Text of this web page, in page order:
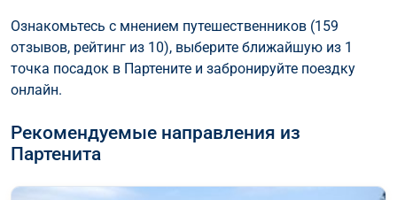
Ознакомьтесь с мнением путешественников (159
отзывов, рейтинг из 10), выберите ближайшую из 1
точка посадок в Партените и забронируйте поездку
онлайн.
Рекомендуемые направления из
Партенита